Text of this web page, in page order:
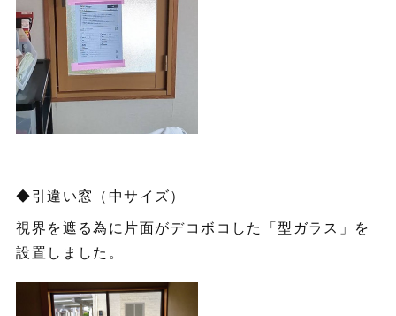
◆引違い窓（中サイズ）
視界を遮る為に片面がデコボコした「型ガラス」を
設置しました。